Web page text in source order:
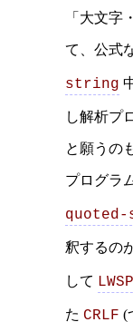
「大文字
て、公式
string
し解析プ
と願うの
プログラ
釈するの
して
た CRLF (